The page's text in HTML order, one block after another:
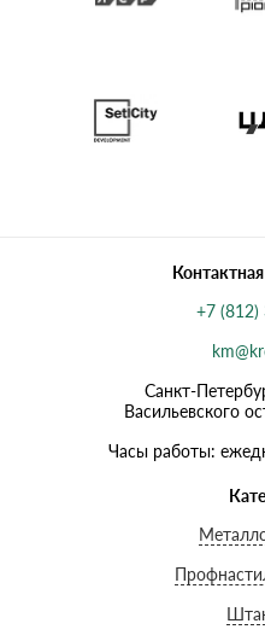
+7 (812)
Санкт-
Васильевского
Часы работы: